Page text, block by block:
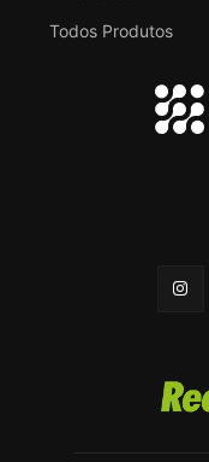
Todos Produtos